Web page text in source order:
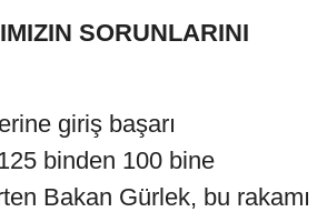
SORUNLARINI
giriş başarı
binden 100 bine
Bakan Gürlek, bu rakamı